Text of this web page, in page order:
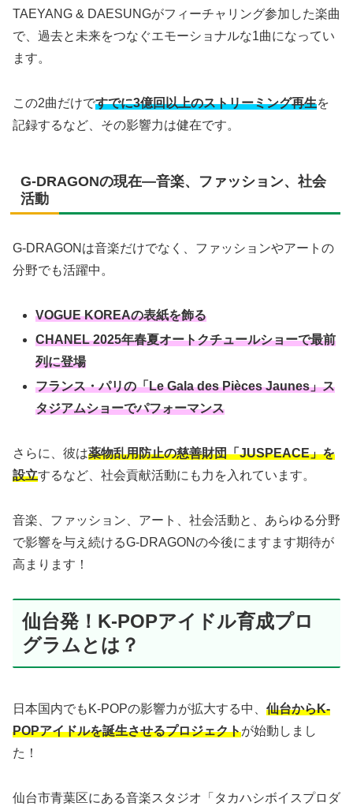
TAEYANG & DAESUNGがフィーチャリング参加した楽曲
で、過去と未来をつなぐエモーショナルな1曲になってい
ます。
この2曲だけですでに3億回以上のストリーミング再生を
記録するなど、その影響力は健在です。
G-DRAGONの現在—音楽、ファッション、社会
活動
G-DRAGONは音楽だけでなく、ファッションやアートの
分野でも活躍中。
VOGUE KOREAの表紙を飾る
CHANEL 2025年春夏オートクチュールショーで最前
列に登場
フランス・パリの「Le Gala des Pièces Jaunes」ス
タジアムショーでパフォーマンス
さらに、彼は薬物乱用防止の慈善財団「JUSPEACE」を
設立するなど、社会貢献活動にも力を入れています。
音楽、ファッション、アート、社会活動と、あらゆる分野
で影響を与え続けるG-DRAGONの今後にますます期待が
高まります！
仙台発！K-POPアイドル育成プロ
グラムとは？
日本国内でもK-POPの影響力が拡大する中、 仙台からK-
POPアイドルを誕生させるプロジェクトが始動しまし
た！
仙台市青葉区にある音楽スタジオ「タカハシボイスプロダ